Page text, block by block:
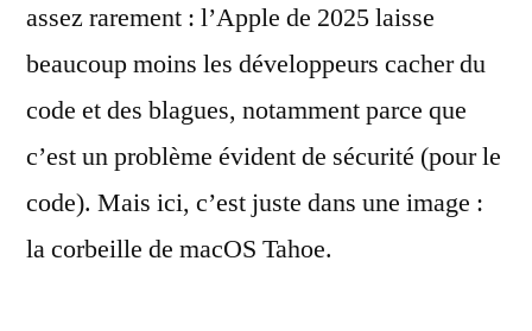
Tahoe
assez rarement : l’Apple de 2025 laisse
beaucoup moins les développeurs cacher du
code et des blagues, notamment parce que
c’est un problème évident de sécurité (pour le
code). Mais ici, c’est juste dans une image :
la corbeille de macOS Tahoe.